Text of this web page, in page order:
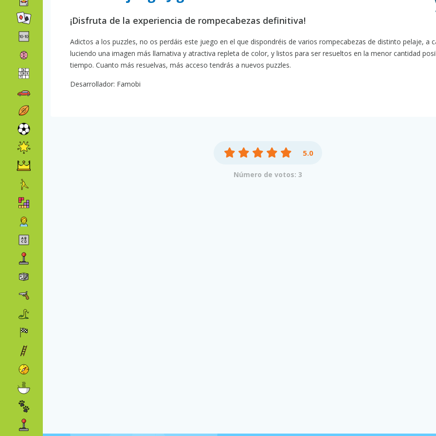
¡Disfruta de la experiencia de rompecabezas definitiva!
Adictos a los puzzles, no os perdáis este juego en el que dispondréis de varios rompecabezas de distinto pelaje, a
luciendo una imagen más llamativa y atractiva repleta de color, y listos para ser resueltos en la menor cantidad
tiempo. Cuanto más resuelvas, más acceso tendrás a nuevos puzzles.
Desarrollador: Famobi
5.0
Número de votos: 3